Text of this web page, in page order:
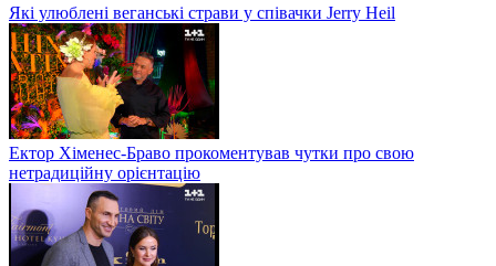
Які улюблені веганські страви у співачки Jerry Heil
Ектор Хіменес-Браво прокоментував чутки про свою
нетрадиційну орієнтацію